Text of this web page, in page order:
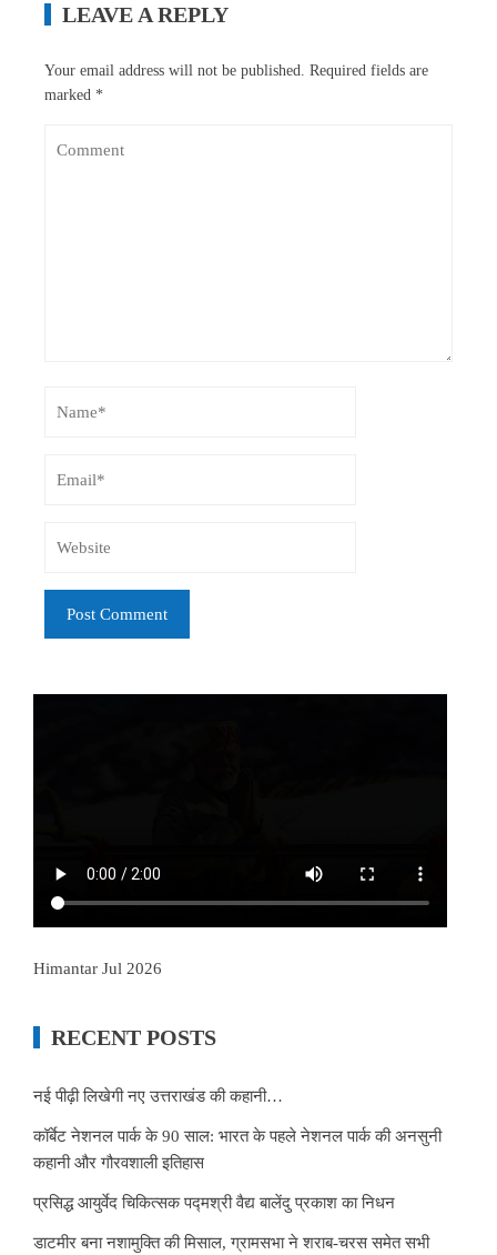
LEAVE A REPLY
Your email address will not be published.
Required fields are
marked *
Himantar Jul 2026
RECENT POSTS
नई पीढ़ी लिखेगी नए उत्तराखंड की कहानी…
कॉर्बेट नेशनल पार्क के 90 साल: भारत के पहले नेशनल पार्क की अनसुनी
कहानी और गौरवशाली इतिहास
प्रसिद्ध आयुर्वेद चिकित्सक पद्मश्री वैद्य बालेंदु प्रकाश का निधन
डाटमीर बना नशामुक्ति की मिसाल, ग्रामसभा ने शराब-चरस समेत सभी